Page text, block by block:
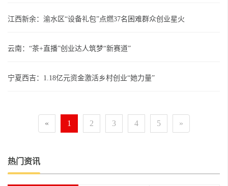
江西新余：渝水区“设备礼包”点燃37名困难群众创业星火
云南：“茶+直播”创业达人筑梦“新赛道”
宁夏西吉：1.18亿元资金激活乡村创业“她力量”
« 1 2 3 4 5 »
热门资讯